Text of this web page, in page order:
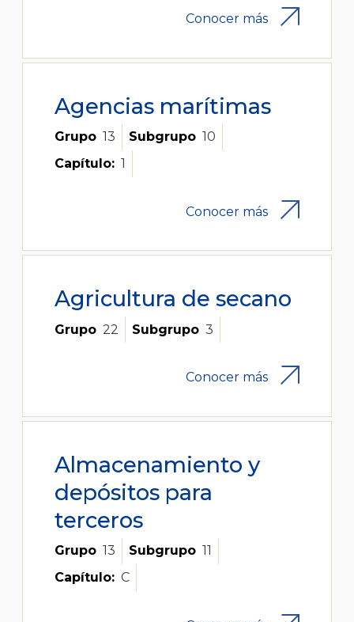
Conocer más
Agencias marítimas
Grupo 13 Subgrupo 10
Capítulo: 1
Conocer más
Agricultura de secano
Grupo 22 Subgrupo 3
Conocer más
Almacenamiento y
depósitos para
terceros
Grupo 13 Subgrupo 11
Capítulo: C